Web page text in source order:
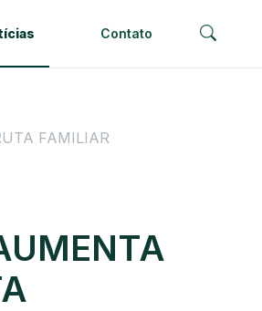
Contato
FAMILIAR